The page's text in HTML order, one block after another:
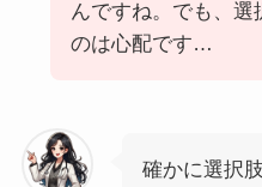
んですね。でも、選
のは心配です…
確かに選択